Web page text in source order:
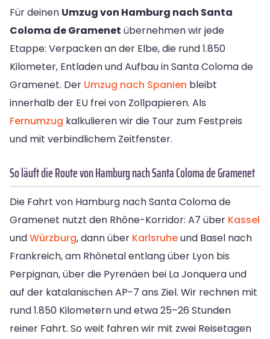
Für deinen Umzug von Hamburg nach Santa
Coloma de Gramenet übernehmen wir jede
Etappe: Verpacken an der Elbe, die rund 1.850
Kilometer, Entladen und Aufbau in Santa Coloma de
Gramenet. Der Umzug nach Spanien bleibt
innerhalb der EU frei von Zollpapieren. Als
Fernumzug kalkulieren wir die Tour zum Festpreis
und mit verbindlichem Zeitfenster.
So läuft die Route von Hamburg nach Santa Coloma de Gramenet
Die Fahrt von Hamburg nach Santa Coloma de
Gramenet nutzt den Rhône-Korridor: A7 über Kassel
undWürzburg, dann über Karlsruheund Basel nach
Frankreich, am Rhônetal entlang über Lyon bis
Perpignan, über die Pyrenäen bei La Jonquera und
auf der katalanischen AP-7 ans Ziel. Wir rechnen mit
rund 1.850 Kilometern und etwa 25–26 Stunden
reiner Fahrt. So weit fahren wir mit zwei Reisetagen